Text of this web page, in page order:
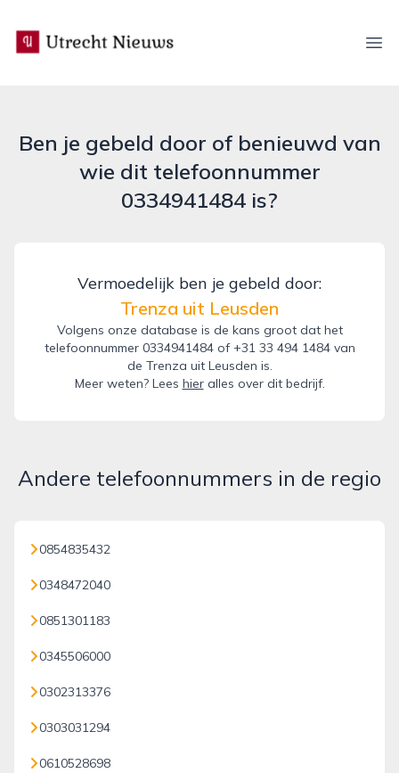
utrecht-nieuws.nl
Ben je gebeld door of benieuwd van
wie dit telefoonnummer
0334941484 is?
Vermoedelijk ben je gebeld door:
Trenza uit Leusden
Volgens onze database is de kans groot dat het
telefoonnummer 0334941484 of +31 33 494 1484 van
de Trenza uit Leusden is.
Meer weten? Lees hieralles over dit bedrijf.
Andere telefoonnummers in de regio
0854835432
0348472040
0851301183
0345506000
0302313376
0303031294
0610528698